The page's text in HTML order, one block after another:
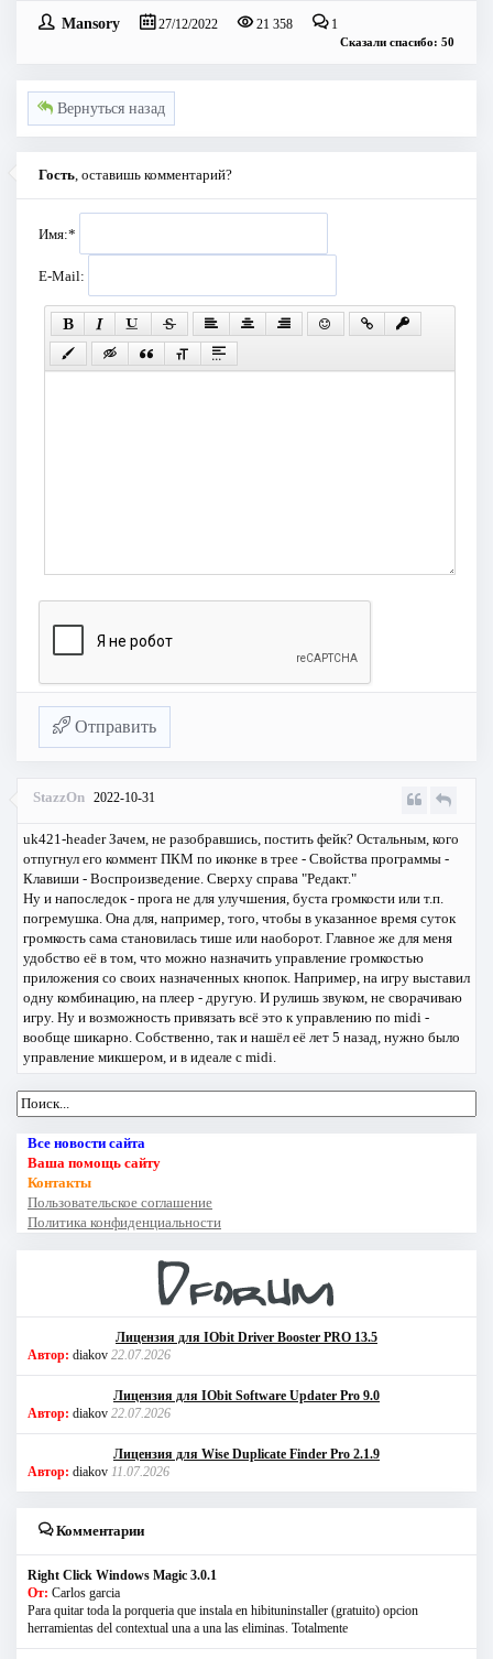
Mansory 27/12/2022 21 358 1
Сказали спасибо: 50
Вернуться назад
Гость, оставишь комментарий?
Имя:*
E-Mail:
Отправить
StazzOn 2022-10-31
uk421-header Зачем, не разобравшись, постить фейк? Остальным, кого
отпугнул его коммент ПКМ по иконке в трее - Свойства программы -
Клавиши - Воспроизведение. Сверху справа "Редакт."
Ну и напоследок - прога не для улучшения, буста громкости или т.п.
погремушка. Она для, например, того, чтобы в указанное время суток
громкость сама становилась тише или наоборот. Главное же для меня
удобство её в том, что можно назначить управление громкостью
приложения со своих назначенных кнопок. Например, на игру выставил
одну комбинацию, на плеер - другую. И рулишь звуком, не сворачиваю
игру. Ну и возможность привязать всё это к управлению по midi -
вообще шикарно. Собственно, так и нашёл её лет 5 назад, нужно было
управление микшером, и в идеале с midi.
Все новости сайта
Ваша помощь сайту
Контакты
Пользовательское соглашение
Политика конфиденциальности
Лицензия для IObit Driver Booster PRO 13.5
Автор: diakov 22.07.2026
Лицензия для IObit Software Updater Pro 9.0
Автор: diakov 22.07.2026
Лицензия для Wise Duplicate Finder Pro 2.1.9
Автор: diakov 11.07.2026
Комментарии
Right Click Windows Magic 3.0.1
От: Carlos garcia
Para quitar toda la porqueria que instala en hibituninstaller (gratuito) opcion
herramientas del contextual una a una las eliminas. Totalmente